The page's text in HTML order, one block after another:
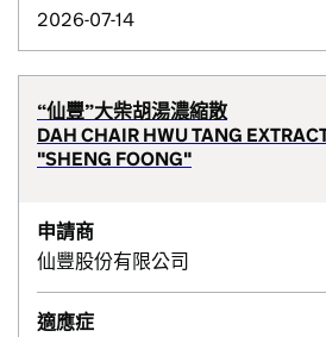
2026-07-14
“仙豐”大柴胡湯濃縮散
DAH CHAIR HWU TANG
"SHENG FOONG"
申請商
仙豐股份有限公司
適應症